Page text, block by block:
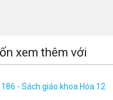
xem thêm với
- Sách giáo khoa Hóa 12